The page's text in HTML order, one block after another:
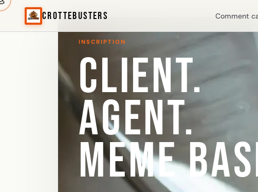
CrotteBusters Comment
INSCRIPTION
CLIENT.
AGENT.
MEME